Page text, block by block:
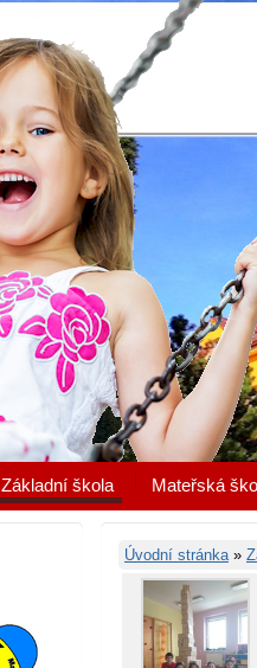
Základní škola Mateřská
Úvodní stránka»